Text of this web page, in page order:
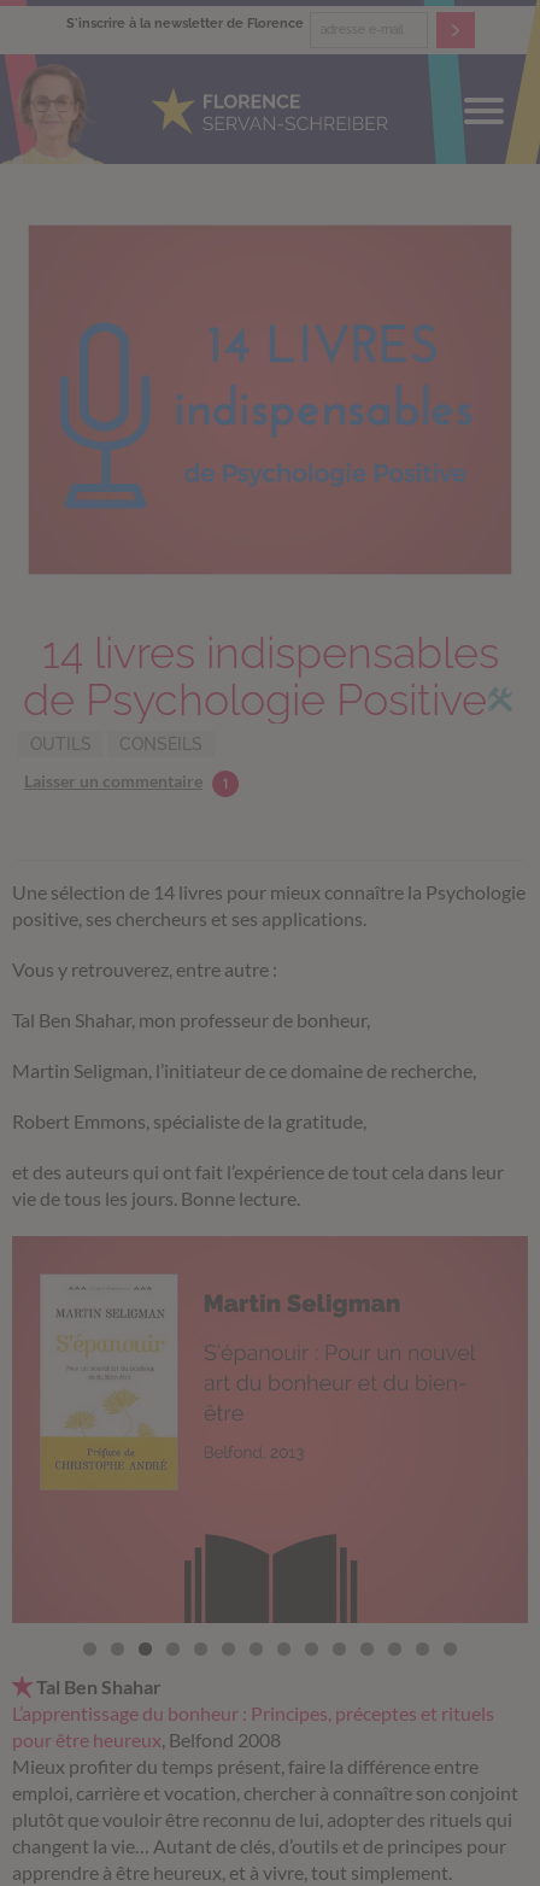
S'inscrire à la newsletter de Florence
14 livres indispensables
de Psychologie Positive
OUTILS CONSEILS
Laisser un commentaire 1
Une sélection de 14 livres pour mieux connaître la Psychologie
positive, ses chercheurs et ses applications.
Vous y retrouverez, entre autre :
Tal Ben Shahar, mon professeur de bonheur,
Martin Seligman, l’initiateur de ce domaine de recherche,
Robert Emmons, spécialiste de la gratitude,
et des auteurs qui ont fait l’expérience de tout cela dans leur
vie de tous les jours. Bonne lecture.
Tal Ben Shahar
L’apprentissage du bonheur : Principes, préceptes et rituels
pour être heureux, Belfond 2008
Mieux profiter du temps présent, faire la différence entre
emploi, carrière et vocation, chercher à connaître son conjoint
plutôt que vouloir être reconnu de lui, adopter des rituels qui
changent la vie… Autant de clés, d’outils et de principes pour
apprendre à être heureux, et à vivre, tout simplement.